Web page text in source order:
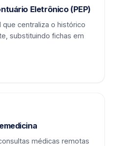
Eletrônico (PEP)
que centraliza o histórico
substituindo fichas em
médicas remotas